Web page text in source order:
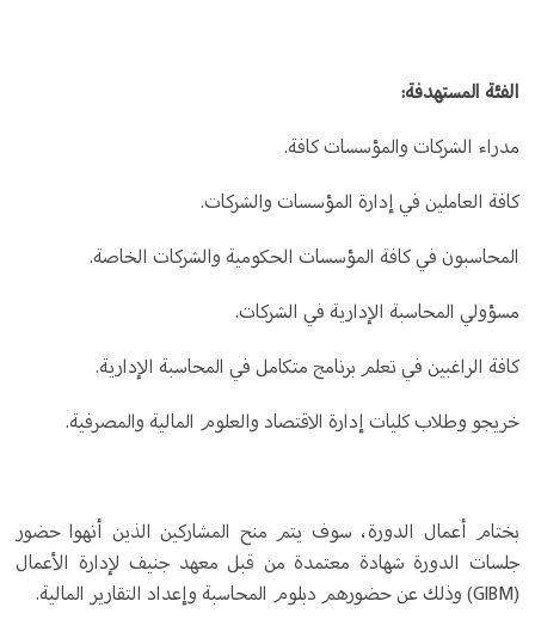
الفئة المستهدفة:
مدراء الشركات والمؤسسات كافة.
كافة العاملين في إدارة المؤسسات والشركات.
المحاسبون في كافة المؤسسات الحكومية والشركات الخاصة.
مسؤولي المحاسبة الإدارية في الشركات.
كافة الراغبين في تعلم برنامج متكامل في المحاسبة الإدارية.
خريجو وطلاب كليات إدارة الاقتصاد والعلوم المالية والمصرفية.
بختام أعمال الدورة، سوف يتم منح المشاركين الذين أنهوا حضور
جلسات الدورة شهادة معتمدة من قبل معهد جنيف لإدارة الأعمال
(GIBM) وذلك عن حضورهم دبلوم المحاسبة وإعداد التقارير المالية.